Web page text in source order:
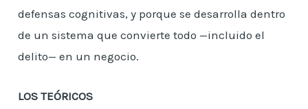
defensas cognitivas, y porque se desarrolla dentro
de un sistema que convierte todo —incluido el
delito— en un negocio.
LOS TEÓRICOS